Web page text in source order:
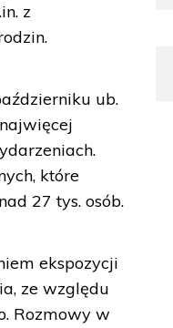
z
ub.
które
27 tys. osób.
ekspozycji
ze względu
Rozmowy w